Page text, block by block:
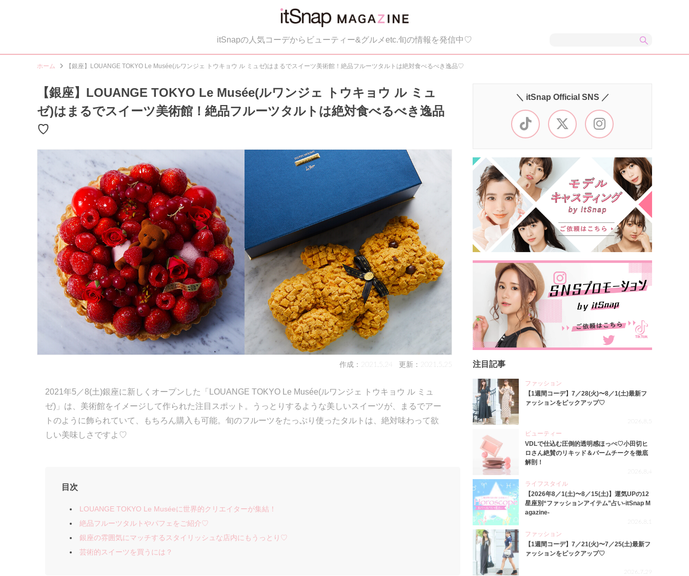
itSnapの人気コーデからビューティー&グルメetc.旬の情報を発信中♡
ホーム 【銀座】LOUANGE TOKYO Le Musée(ルワンジェ トウキョウ ル ミュゼ)はまるでスイーツ美術館！絶品フルーツタルトは絶対食べるべき逸品♡
【銀座】LOUANGE TOKYO Le Musée(ルワンジェ トウキョウ ル ミュ
ゼ)はまるでスイーツ美術館！絶品フルーツタルトは絶対食べるべき逸品
♡
作成：2021.5.24 更新：2021.5.25
2021年5／8(土)銀座に新しくオープンした「LOUANGE TOKYO Le Musée(ルワンジェ トウキョウ ル ミュ
ゼ)」は、美術館をイメージして作られた注目スポット。うっとりするような美しいスイーツが、まるでアー
トのように飾られていて、もちろん購入も可能。旬のフルーツをたっぷり使ったタルトは、絶対味わって欲
しい美味しさですよ♡
目次
LOUANGE TOKYO Le Muséeに世界的クリエイターが集結！
絶品フルーツタルトやパフェをご紹介♡
銀座の雰囲気にマッチするスタイリッシュな店内にもうっとり♡
芸術的スイーツを買うには？
＼ itSnap Official SNS ／
注目記事
ファッション
【1週間コーデ】7／28(火)〜8／1(土)最新フ
ァッションをピックアップ♡
2026.8.5
ビューティー
VDLで仕込む圧倒的透明感ほっぺ♡小田切ヒ
ロさん絶賛のリキッド＆バームチークを徹底
解剖！
2026.8.4
ライフスタイル
【2026年8／1(土)〜8／15(土)】運気UPの12
星座別“ファッションアイテム”占い-itSnap M
agazine-
2026.8.1
ファッション
【1週間コーデ】7／21(火)〜7／25(土)最新フ
ァッションをピックアップ♡
2026.7.29